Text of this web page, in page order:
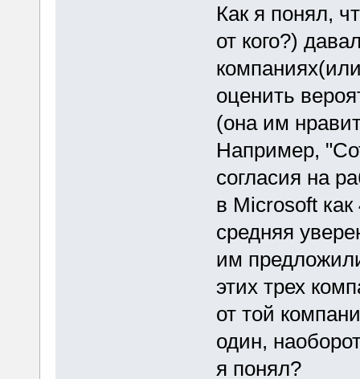
Как я понял,
от кого?)
оценить
(она им
Например,
согласия на
в Microsoft
средняя
им
этих трех
от той
один,
я понял?